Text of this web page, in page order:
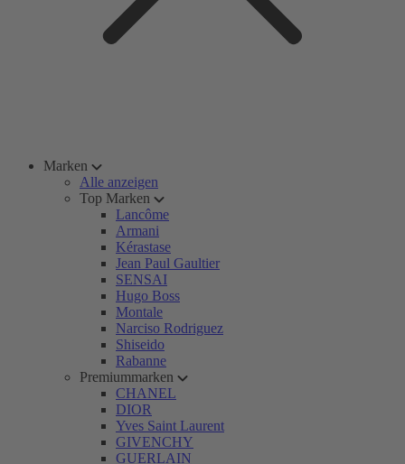
Marken
Alle anzeigen
Top Marken
Lancôme
Armani
Kérastase
Jean Paul Gaultier
SENSAI
Hugo Boss
Montale
Narciso Rodriguez
Shiseido
Rabanne
Premiummarken
CHANEL
DIOR
Yves Saint Laurent
GIVENCHY
GUERLAIN